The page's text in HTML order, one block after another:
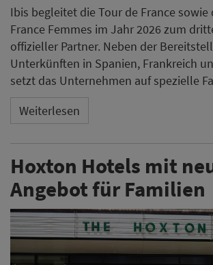
Ibis begleitet die Tour de France sowie
France Femmes im Jahr 2026 zum
offizieller Partner. Neben der
Unterkünften in Spanien, Frankreich
setzt das Unternehmen auf spezielle
Weiterlesen
Hoxton Hotels mit
Angebot für Familien